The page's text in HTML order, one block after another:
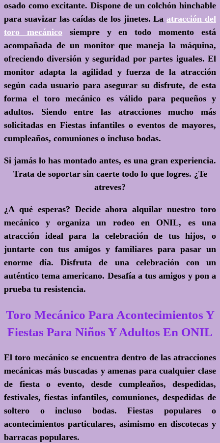
osado como excitante. Dispone de un colchón hinchable
para suavizar las caídas de los jinetes. Laatracción del
toro mecánico siempre y en todo momento está
acompañada de un monitor que maneja la máquina,
ofreciendo diversión y seguridad por partes iguales. El
monitor adapta la agilidad y fuerza de la atracción
según cada usuario para asegurar su disfrute, de esta
forma el toro mecánico es válido para pequeños y
adultos. Siendo entre las atracciones mucho más
solicitadas en Fiestas infantiles o eventos de mayores,
cumpleaños, comuniones o incluso bodas.
Si jamás lo has montado antes, es una gran experiencia.
Trata de soportar sin caerte todo lo que logres. ¿Te
atreves?
¿A qué esperas? Decide ahora alquilar nuestro toro
mecánico y organiza un rodeo en ONIL, es una
atracción ideal para la celebración de tus hijos, o
juntarte con tus amigos y familiares para pasar un
enorme día. Disfruta de una celebración con un
auténtico tema americano. Desafía a tus amigos y pon a
prueba tu resistencia.
Toro Mecánico Para Acontecimientos Y
Fiestas Para Niños Y Adultos En ONIL
El toro mecánico se encuentra dentro de las atracciones
mecánicas más buscadas y amenas para cualquier clase
de fiesta o evento, desde cumpleaños, despedidas,
festivales, fiestas infantiles, comuniones, despedidas de
soltero o incluso bodas. Fiestas populares o
acontecimientos particulares, asimismo en discotecas y
barracas populares.